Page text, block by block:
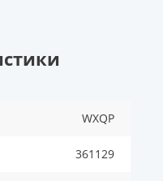
WXQP
361129